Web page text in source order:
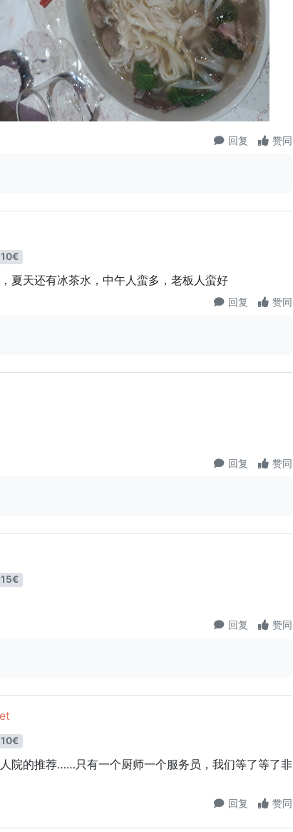
回复 赞同
10€
夏天还有冰茶水，中午人蛮多，老板人蛮好
回复 赞同
回复 赞同
15€
回复 赞同
10€
院的推荐……只有一个厨师一个服务员，我们等了等了非
回复 赞同